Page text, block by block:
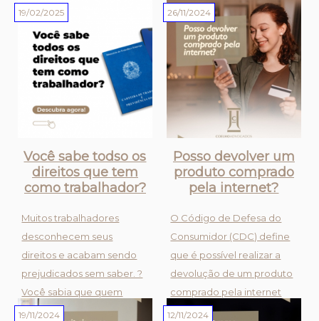
que normalmente não são
observados.De tal forma
que a reversão desse tipo
de rescisão é possív...
Incapacidade? ???Este
benefício é concedido
pelo INSS para quem não
consegue exercer suas
funções temporária ou
permanentemente, desde
que cumpr...
19/02/2025
Você sabe todso os
direitos que tem
como trabalhador?
Muitos trabalhadores
desconhecem seus
direitos e acabam sendo
prejudicados sem saber. ?
Você sabia que quem
trabalha à noite tem direito
26/11/2024
Posso devolver um
produto comprado
pela internet?
O Código de Defesa do
Consumidor (CDC) define
que é possível realizar a
devolução de um produto
comprado pela internet
em até 7 dias após o
19/11/2024 12/11/2024